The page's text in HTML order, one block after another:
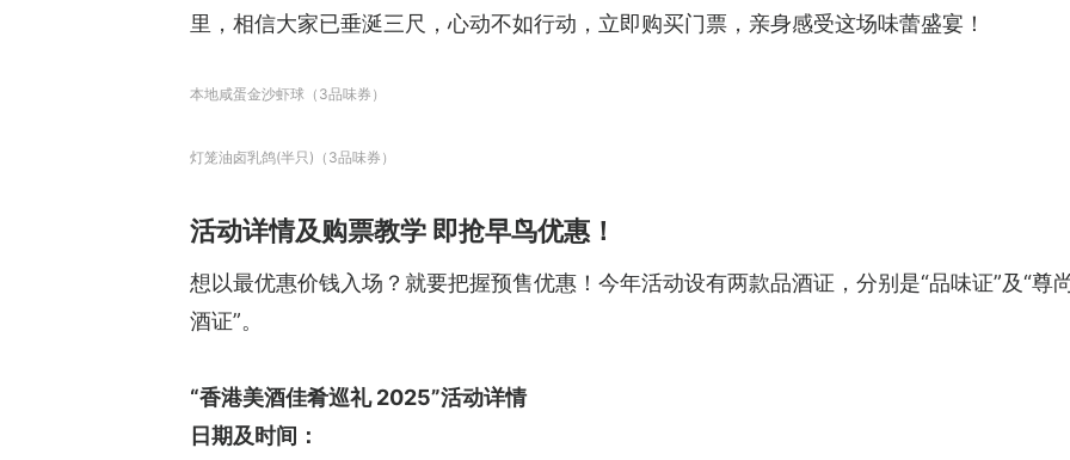
里，相信大家已垂涎三尺，心动不如行动，立即购买门票，亲身感受这场味蕾盛宴！
本地咸蛋金沙虾球（3品味券）
灯笼油卤乳鸽(半只)（3品味券）
活动详情及购票教学 即抢早鸟优惠！
想以最优惠价钱入场？就要把握预售优惠！今年活动设有两款品酒证，分别是“品味证”及“尊
酒证”。
“香港美酒佳肴巡礼 2025”活动详情
日期及时间：